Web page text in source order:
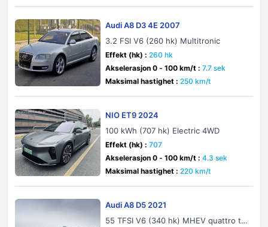
Audi A8 D3 4E 2007
3.2 FSI V6 (260 hk) Multitronic
Effekt (hk) : 260 hk
Akselerasjon 0 - 100 km/t : 7.7 sek
Maksimal hastighet : 250 km/t
NIO ET9 2024
100 kWh (707 hk) Electric 4WD
Effekt (hk) : 707
Akselerasjon 0 - 100 km/t : 4.3 sek
Maksimal hastighet : 220 km/t
Audi A8 D5 2021
55 TFSI V6 (340 hk) MHEV quattro tip